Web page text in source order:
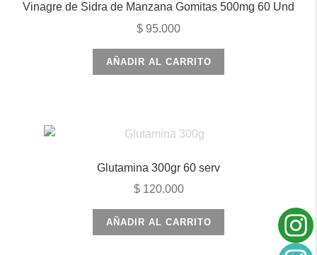
Vinagre de Sidra de Manzana Gomitas 500mg 60 Und
$ 95.000
AÑADIR AL CARRITO
Glutamina 300gr 60 serv
$120.000
AÑADIR AL CARRITO